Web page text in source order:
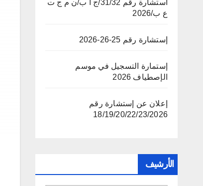
استشارة رقم 31/32/ج أ ب/ن م ج ت
ع ب/2026
إستشارة رقم 25-26-2026
إستمارة التسجيل في موسم
الإصطياف 2026
إعلان عن إستشارة رقم
18/19/20/22/23/2026
الأرشيف